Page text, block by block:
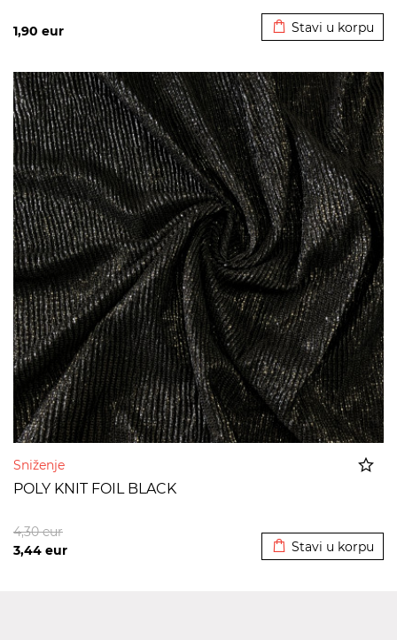
1,90 eur Stavi u korpu
Sniženje
POLY KNIT FOIL BLACK
3,44 eur
4,30eur
Stavi u korpu